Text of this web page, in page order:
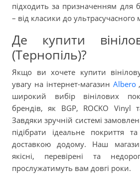
підходить за призначенням для
– від класики до ультрасучасного
Де купити
(Тернопіль)?
Якщо ви хочете купити
увагу на інтернет-магазин Albero,
широкий вибір вінілових
брендів, як BGP, ROCKO Vinyl
Завдяки зручній системі
підібрати ідеальне покриття
доставкою додому. Наш
якісні, перевірені та
прослужатимуть вам довгі роки.